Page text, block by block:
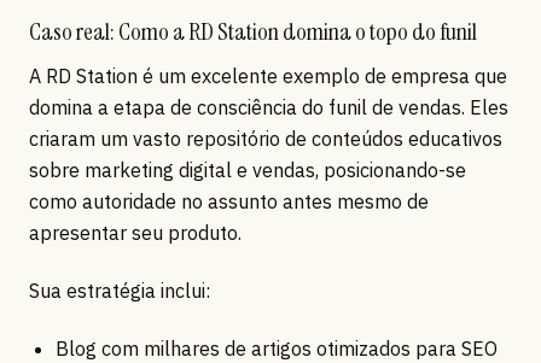
Caso real: Como a RD Station domina o topo do funil
A RD Station é um excelente exemplo de empresa que
domina a etapa de consciência do funil de vendas. Eles
criaram um vasto repositório de conteúdos educativos
sobre marketing digital e vendas, posicionando-se
como autoridade no assunto antes mesmo de
apresentar seu produto.
Sua estratégia inclui:
Blog com milhares de artigos otimizados para SEO